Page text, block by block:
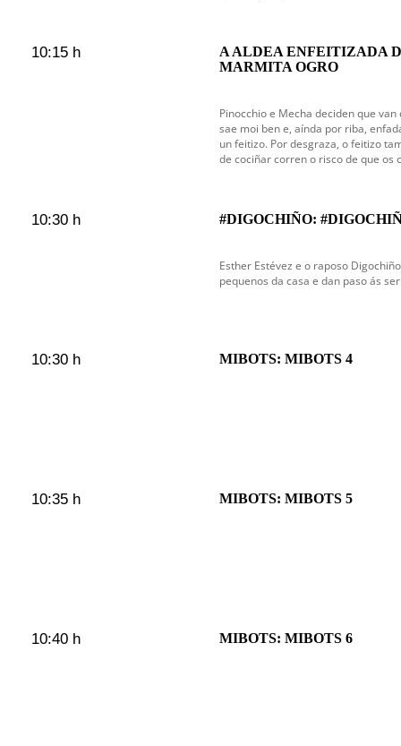
10:15 h
A ALDEA ENFEITIZADA
MARMITA OGRO
Pinocchio e Mecha deciden que
sae moi ben e, aínda por riba,
un feitizo. Por desgraza, o feitizo
de cociñar corren o risco de que os
10:30 h #DIGOCHIÑO:
Esther Estévez e o raposo
pequenos da casa e dan paso ás
10:30 h MIBOTS: MIBOTS 4
10:35 h MIBOTS: MIBOTS 5
10:40 h MIBOTS: MIBOTS 6